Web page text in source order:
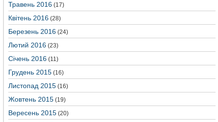
Травень 2016 (17)
Квітень 2016 (28)
Березень 2016 (24)
Лютий 2016 (23)
Січень 2016 (11)
Грудень 2015 (16)
Листопад 2015 (16)
Жовтень 2015 (19)
Вересень 2015 (20)